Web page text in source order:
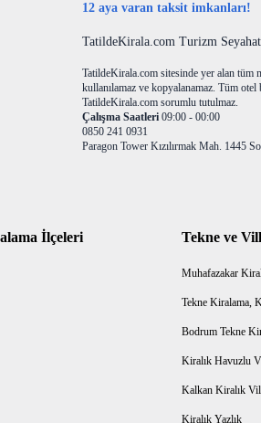
12 aya varan taksit imkanları!
TatildeKirala.com Turizm
TatildeKirala.com sitesinde yer alan tüm
kullanılamaz ve kopyalanamaz. Tüm
TatildeKirala.com sorumlu tutulmaz.
Çalışma Saatleri 09:00 - 00:00
0850 241 0931
Paragon Tower Kızılırmak Mah. 1445
İlçeleri Tekne ve
Muhafazakar
Tekne Kiralama,
Bodrum Tekne
Kiralık Havuzlu
Kalkan Kiralık
Kiralık Yazlık